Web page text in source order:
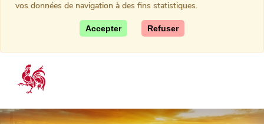
vos données de navigation à des fins statistiques.
Accepter Refuser